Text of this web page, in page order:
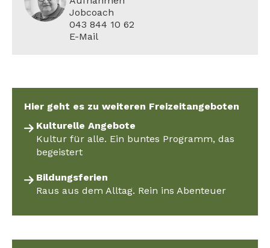
Jobcoach
043 844 10 62
E-Mail
Hier geht es zu weiteren Freizeitangeboten
Kulturelle Angebote
Kultur für alle. Ein buntes Programm, das
begeistert
Bildungsferien
Raus aus dem Alltag. Rein ins Abenteuer